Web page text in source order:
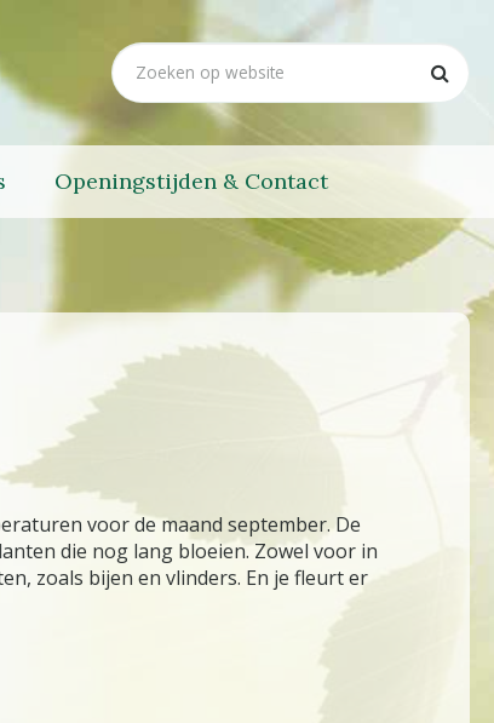
Openingstijden & Contact
voor de maand september. De
die nog lang bloeien. Zowel voor in
zoals bijen en vlinders. En je fleurt er